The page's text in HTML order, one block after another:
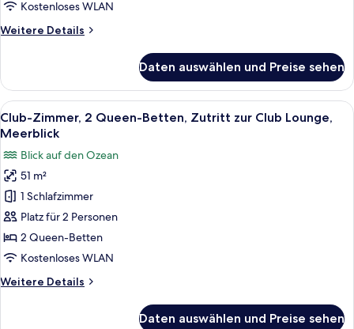
Meerblick
anzeigen
Kostenloses WLAN
Weitere Details
Weitere
1 King-
Bett,
Zutritt
zur
Lounge,
Meerblick
(Guest
Room)
Daten auswählen und Preise sehen
Alle
Fotos
Club-
Zimmer,
2 Queen-
Betten,
Zutritt
zur
Lounge,
Ein Hotelzimmer mit zwei Betten,
9
Club-Zimmer, 2 Queen-Betten, Zutritt zur Club Lounge,
Meerblick
Blick auf den Ozean
51 m²
1 Schlafzimmer
Platz für 2 Personen
2 Queen-Betten
Kostenloses WLAN
Weitere Details
Weitere
Daten auswählen und Preise sehen